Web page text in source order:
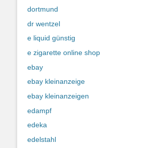
dortmund
dr wentzel
e liquid günstig
e zigarette online shop
ebay
ebay kleinanzeige
ebay kleinanzeigen
edampf
edeka
edelstahl